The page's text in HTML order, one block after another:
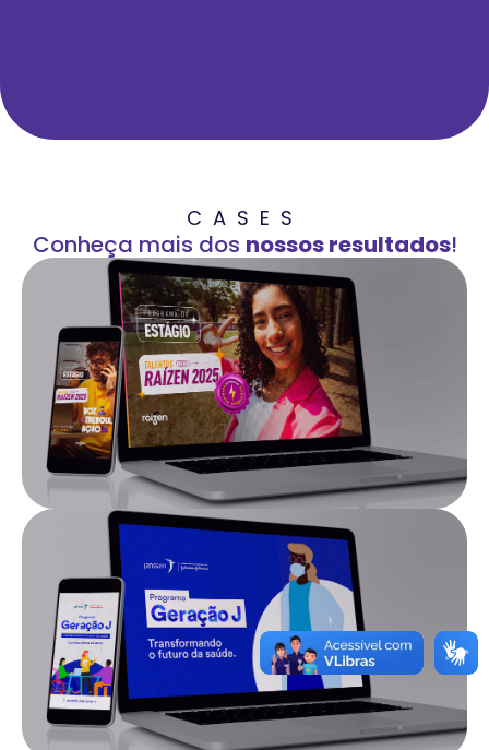
CASES
Conheça mais dos nossos resultados!
Programa Talentos Raízen
Saiba mais
Programa Geração J
Saiba mais